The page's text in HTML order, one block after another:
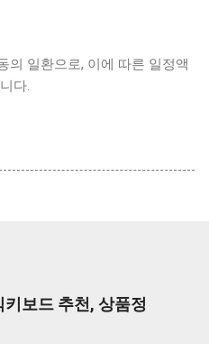
의 일환으로, 이에 따른 일정액
다.
보드 추천, 상품정